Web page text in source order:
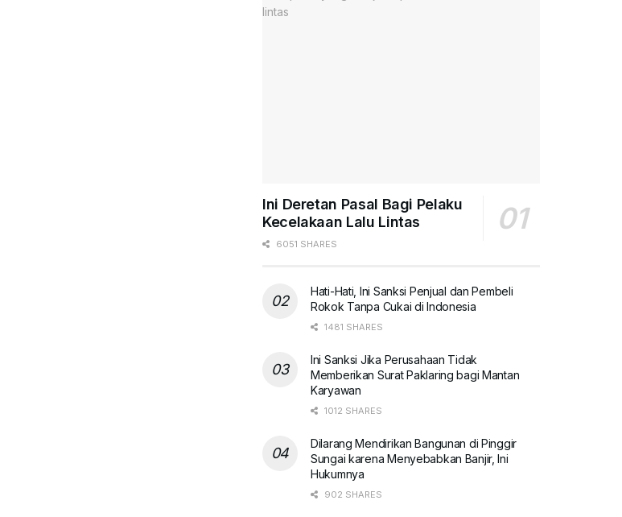
Ini Deretan Pasal Bagi Pelaku
Kecelakaan Lalu Lintas
6051 SHARES
Hati-Hati, Ini Sanksi Penjual dan Pembeli
Rokok Tanpa Cukai di Indonesia
1481 SHARES
Ini Sanksi Jika Perusahaan Tidak
Memberikan Surat Paklaring bagi Mantan
Karyawan
1012 SHARES
Dilarang Mendirikan Bangunan di Pinggir
Sungai karena Menyebabkan Banjir, Ini
Hukumnya
902 SHARES